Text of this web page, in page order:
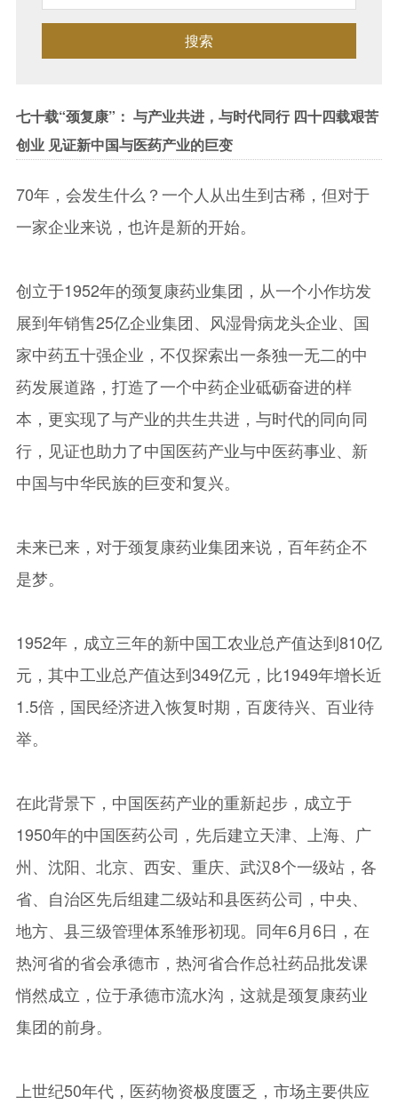
搜索
七十载“颈复康”： 与产业共进，与时代同行 四十四载艰苦
创业 见证新中国与医药产业的巨变
70年，会发生什么？一个人从出生到古稀，但对于
一家企业来说，也许是新的开始。
创立于1952年的颈复康药业集团，从一个小作坊发
展到年销售25亿企业集团、风湿骨病龙头企业、国
家中药五十强企业，不仅探索出一条独一无二的中
药发展道路，打造了一个中药企业砥砺奋进的样
本，更实现了与产业的共生共进，与时代的同向同
行，见证也助力了中国医药产业与中医药事业、新
中国与中华民族的巨变和复兴。
未来已来，对于颈复康药业集团来说，百年药企不
是梦。
1952年，成立三年的新中国工农业总产值达到810亿
元，其中工业总产值达到349亿元，比1949年增长近
1.5倍，国民经济进入恢复时期，百废待兴、百业待
举。
在此背景下，中国医药产业的重新起步，成立于
1950年的中国医药公司，先后建立天津、上海、广
州、沈阳、北京、西安、重庆、武汉8个一级站，各
省、自治区先后组建二级站和县医药公司，中央、
地方、县三级管理体系雏形初现。同年6月6日，在
热河省的省会承德市，热河省合作总社药品批发课
悄然成立，位于承德市流水沟，这就是颈复康药业
集团的前身。
上世纪50年代，医药物资极度匮乏，市场主要供应